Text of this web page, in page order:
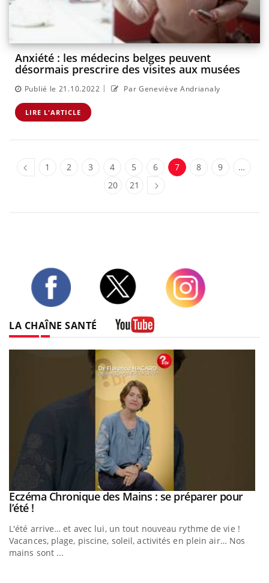
Anxiété : les médecins belges peuvent
désormais prescrire des visites aux musées
Publié le 21.10.2022 | Par Geneviève Andrianaly
LIRE L'ARTICLE
1 2 3 4 5 6 7 8 9
…
20
21
LA CHAÎNE SANTÉ
Youtube
Eczéma Chronique des Mains : se préparer pour
l’été !Youtube
L'été arrive… et avec lui, un tout nouveau rythme de vie !
Vacances, plage, piscine, soleil, activités en plein air… Nos
mains sont ...